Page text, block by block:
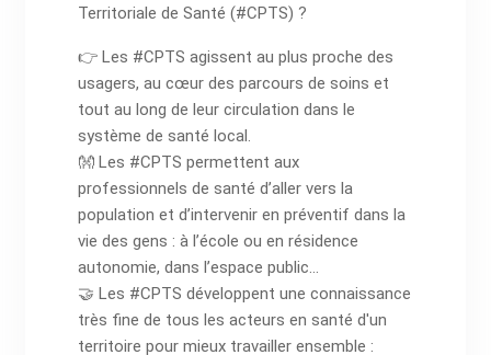
Territoriale de Santé (#CPTS) ?
👉 Les #CPTS agissent au plus proche des
usagers, au cœur des parcours de soins et
tout au long de leur circulation dans le
système de santé local.
👐 Les #CPTS permettent aux
professionnels de santé d’aller vers la
population et d’intervenir en préventif dans la
vie des gens : à l’école ou en résidence
autonomie, dans l’espace public...
🤝 Les #CPTS développent une connaissance
très fine de tous les acteurs en santé d'un
territoire pour mieux travailler ensemble :